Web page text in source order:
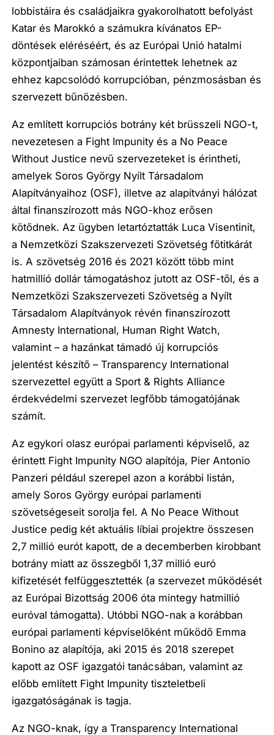
lobbistáira és családjaikra gyakorolhatott befolyást
Katar és Marokkó a számukra kívánatos EP-
döntések eléréséért, és az Európai Unió hatalmi
központjaiban számosan érintettek lehetnek az
ehhez kapcsolódó korrupcióban, pénzmosásban és
szervezett bűnözésben.
Az említett korrupciós botrány két brüsszeli NGO-t,
nevezetesen a Fight Impunity és a No Peace
Without Justice nevű szervezeteket is érintheti,
amelyek Soros György Nyílt Társadalom
Alapítványaihoz (OSF), illetve az alapítványi hálózat
által finanszírozott más NGO-khoz erősen
kötődnek. Az ügyben letartóztatták Luca Visentinit,
a Nemzetközi Szakszervezeti Szövetség főtitkárát
is. A szövetség 2016 és 2021 között több mint
hatmillió dollár támogatáshoz jutott az OSF-től, és a
Nemzetközi Szakszervezeti Szövetség a Nyílt
Társadalom Alapítványok révén finanszírozott
Amnesty International, Human Right Watch,
valamint – a hazánkat támadó új korrupciós
jelentést készítő – Transparency International
szervezettel együtt a Sport & Rights Alliance
érdekvédelmi szervezet legfőbb támogatójának
számít.
Az egykori olasz európai parlamenti képviselő, az
érintett Fight Impunity NGO alapítója, Pier Antonio
Panzeri például szerepel azon a korábbi listán,
amely Soros György európai parlamenti
szövetségeseit sorolja fel. A No Peace Without
Justice pedig két aktuális líbiai projektre összesen
2,7 millió eurót kapott, de a decemberben kirobbant
botrány miatt az összegből 1,37 millió euró
kifizetését felfüggesztették (a szervezet működését
az Európai Bizottság 2006 óta mintegy hatmillió
euróval támogatta). Utóbbi NGO-nak a korábban
európai parlamenti képviselőként működő Emma
Bonino az alapítója, aki 2015 és 2018 szerepet
kapott az OSF igazgatói tanácsában, valamint az
előbb említett Fight Impunity tiszteletbeli
igazgatóságának is tagja.
Az NGO-knak, így a Transparency International